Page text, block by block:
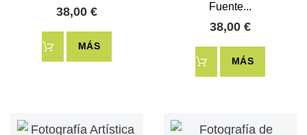
38,00 €
MÁS
Fuente...
38,00 €
MÁS